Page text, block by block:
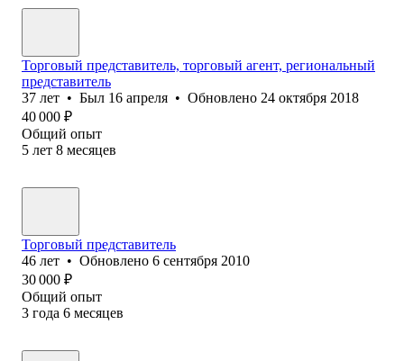
Торговый представитель, торговый агент, региональный
представитель
37 лет • Был 16 апреля • Обновлено 24 октября 2018
40 000 ₽
Общий опыт
5 лет 8 месяцев
Торговый представитель
46 лет • Обновлено 6 сентября 2010
30 000 ₽
Общий опыт
3 года 6 месяцев